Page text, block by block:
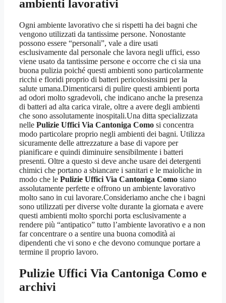
ambienti lavorativi
Ogni ambiente lavorativo che si rispetti ha dei bagni che
vengono utilizzati da tantissime persone. Nonostante
possono essere “personali”, vale a dire usati
esclusivamente dal personale che lavora negli uffici, esso
viene usato da tantissime persone e occorre che ci sia una
buona pulizia poiché questi ambienti sono particolarmente
ricchi e floridi proprio di batteri pericolosissimi per la
salute umana.Dimenticarsi di pulire questi ambienti porta
ad odori molto sgradevoli, che indicano anche la presenza
di batteri ad alta carica virale, oltre a avere degli ambienti
che sono assolutamente inospitali.Una ditta specializzata
nelle Pulizie Uffici Via Cantoniga Como si concentra
modo particolare proprio negli ambienti dei bagni. Utilizza
sicuramente delle attrezzature a base di vapore per
pianificare e quindi diminuire sensibilmente i batteri
presenti. Oltre a questo si deve anche usare dei detergenti
chimici che portano a sbiancare i sanitari e le maioliche in
modo che le Pulizie Uffici Via Cantoniga Como siano
assolutamente perfette e offrono un ambiente lavorativo
molto sano in cui lavorare.Consideriamo anche che i bagni
sono utilizzati per diverse volte durante la giornata e avere
questi ambienti molto sporchi porta esclusivamente a
rendere più “antipatico” tutto l’ambiente lavorativo e a non
far concentrare o a sentire una buona comodità ai
dipendenti che vi sono e che devono comunque portare a
termine il proprio lavoro.
Pulizie Uffici Via Cantoniga Como e
archivi